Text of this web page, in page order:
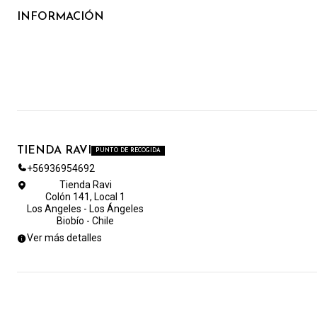
INFORMACIÓN
TIENDA RAVI PUNTO DE RECOGIDA
+56936954692
Tienda Ravi
Colón 141, Local 1
Los Angeles - Los Ángeles
Biobío - Chile
Ver más detalles